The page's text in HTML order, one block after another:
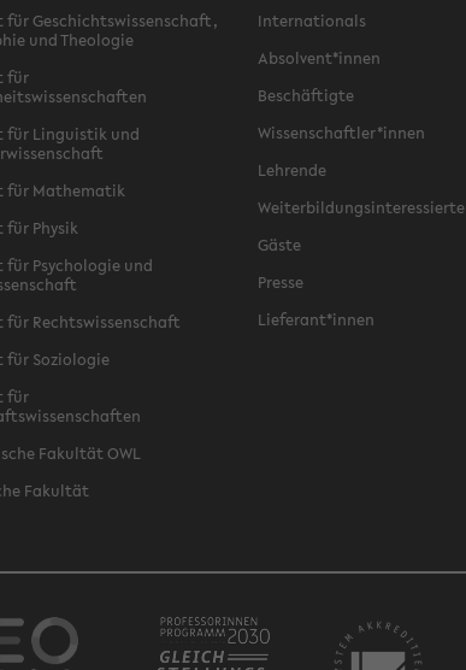
für Geschichtswissenschaft,
und Theologie
für
für Linguistik und
für Mathematik
Physik
Psychologie und
Rechtswissenschaft
für Soziologie
für
Fakultät OWL
Fakultät
Internationals
Absolvent*innen
Beschäftigte
Wissenschaftler*innen
Lehrende
Weiterbildungsinteressierte
Gäste
Presse
Lieferant*innen